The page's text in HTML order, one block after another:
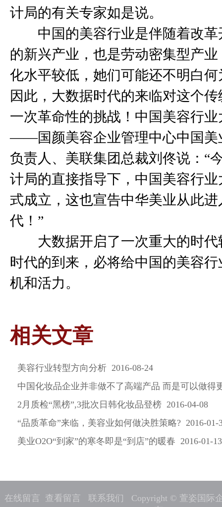
计局的有关专家如是说。
中国的美容行业是伴随着改革
的新兴产业，也是劳动密集型产
化水平较低，她们可能还不明白何
因此，大数据时代的来临对这个
一次革命性的挑战！中国美容行
——国颜美容企业管理中心中国美
负责人、美联集团总裁刘佟说：“
计局的直接指导下，中国美容行
式成立，这也宣告中华美业从此
代！”
大数据开启了一次重大的时代
时代的到来，必将给中国的美容
机和活力。
相关文章
美容行业转型方向分析 2016-08-24
中国化妆品企业并非做不了高端产品 而是可以做得
2月质检“黑榜”,3批次日韩化妆品登榜 2016-04-08
“品质革命”来临，美容业如何做决胜策略? 2016-01-
美业O2O“到家”的寒冬即是“到店”的暖春 2016-01-13
在线留言 查看留言 联系我们
Copyright © 萱姿国际